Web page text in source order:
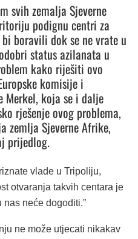
svih zemalja Sjeverne
podignu centri za
boravili dok se ne vrate u
status azilanata u
kako riješiti ovo
komisije i
Merkel, koja se i dalje
rješenje ovog problema,
zemlja Sjeverne Afrike,
prijedlog.
vlade u Tripoliju,
otvaranja takvih centara je
nas neće dogoditi.”
ne može utjecati nikakav